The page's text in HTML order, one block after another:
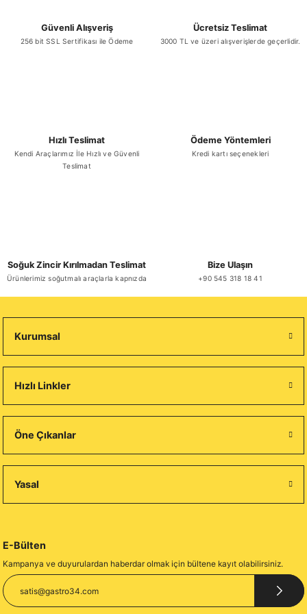
Güvenli Alışveriş
256 bit SSL Sertifikası ile Ödeme
Ücretsiz Teslimat
3000 TL ve üzeri alışverişlerde geçerlidir.
Hızlı Teslimat
Kendi Araçlarımız İle Hızlı ve Güvenli
Teslimat
Ödeme Yöntemleri
Kredi kartı seçenekleri
Soğuk Zincir Kırılmadan Teslimat
Ürünlerimiz soğutmalı araçlarla kapnızda
Bize Ulaşın
+90 545 318 18 41
Kurumsal
Hızlı Linkler
Öne Çıkanlar
Yasal
E-Bülten
Kampanya ve duyurulardan haberdar olmak için bültene kayıt olabilirsiniz.